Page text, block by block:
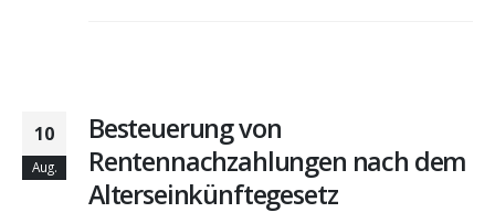
10
Aug.
Besteuerung von
Rentennachzahlungen nach dem
Alterseinkünftegesetz